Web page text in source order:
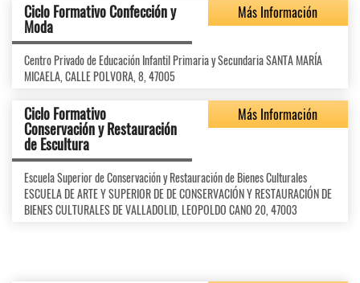
Ciclo Formativo Confección y
Moda
Más Información
Centro Privado de Educación Infantil Primaria y Secundaria SANTA MARÍA
MICAELA, CALLE POLVORA, 8, 47005
Ciclo Formativo
Conservación y Restauración
de Escultura
Más Información
Escuela Superior de Conservación y Restauración de Bienes Culturales
ESCUELA DE ARTE Y SUPERIOR DE DE CONSERVACIÓN Y RESTAURACIÓN DE
BIENES CULTURALES DE VALLADOLID, LEOPOLDO CANO 20, 47003